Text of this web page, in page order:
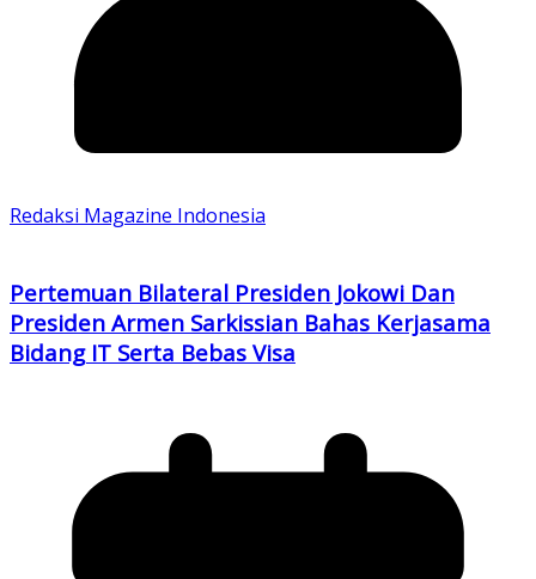
Redaksi Magazine Indonesia
Pertemuan Bilateral Presiden Jokowi Dan
Presiden Armen Sarkissian Bahas Kerjasama
Bidang IT Serta Bebas Visa